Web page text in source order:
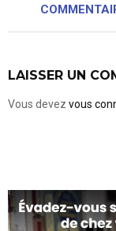
LAISSER UN
Vous devez vous